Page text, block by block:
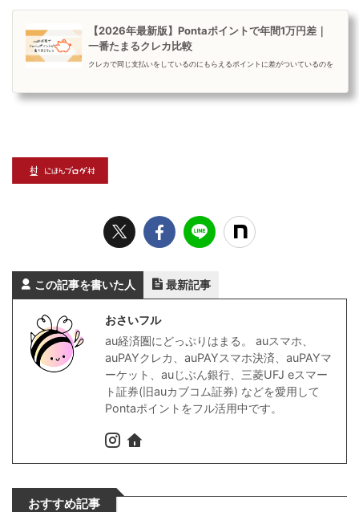
【2026年最新版】Pontaポイントで年間1万円差｜
一番たまるクレカ比較
クレカで同じ支払いをしているのにもらえるポイントに差がついているのを
スがもらえるものも！...
この記事を書いた人 最新記事
おさいフル
au経済圏にどっぷりはまる。 auスマホ、
auPAYクレカ、auPAYスマホ決済、auPAYマ
ーケット、auじぶん銀行、三菱UFJ eスマー
ト証券(旧auカブコム証券) などを愛用して
Pontaポイントをフル活用中です。
おすすめ記事